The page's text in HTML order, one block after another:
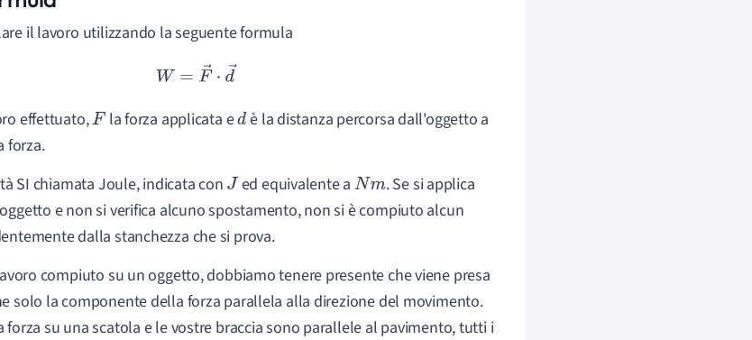
il lavoro utilizzando la seguente formula
W =F→⋅d →
effettuato,F la forza applicata edè la distanza percorsa dall'oggetto a
forza.
SI chiamata Joule, indicata con Jed equivalente a Nm . Se si applica
e non si verifica alcuno spostamento, non si è compiuto alcun
dalla stanchezza che si prova.
compiuto su un oggetto, dobbiamo tenere presente che viene presa
solo la componente della forza parallela alla direzione del movimento.
forza su una scatola e le vostre braccia sono parallele al pavimento, tutti i